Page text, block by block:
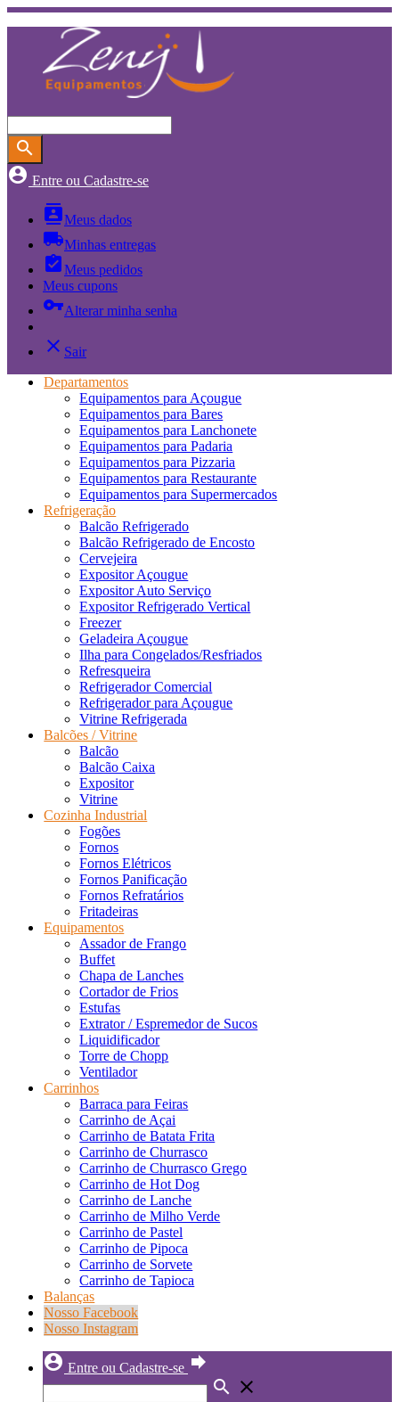
search
account_circle Entre ou Cadastre-se
contactsMeus dados
local_shippingMinhas entregas
assignment_turned_inMeus pedidos
Meus cupons
vpn_keyAlterar minha senha
close Sair
Departamentos
Equipamentos para Açougue
Equipamentos para Bares
Equipamentos para Lanchonete
Equipamentos para Padaria
Equipamentos para Pizzaria
Equipamentos para Restaurante
Equipamentos para Supermercados
Refrigeração
Balcão Refrigerado
Balcão Refrigerado de Encosto
Cervejeira
Expositor Açougue
Expositor Auto Serviço
Expositor Refrigerado Vertical
Freezer
Geladeira Açougue
Ilha para Congelados/Resfriados
Refresqueira
Refrigerador Comercial
Refrigerador para Açougue
Vitrine Refrigerada
Balcões / Vitrine
Balcão
Balcão Caixa
Expositor
Vitrine
Cozinha Industrial
Fogões
Fornos
Fornos Elétricos
Fornos Panificação
Fornos Refratários
Fritadeiras
Equipamentos
Assador de Frango
Buffet
Chapa de Lanches
Cortador de Frios
Estufas
Extrator / Espremedor de Sucos
Liquidificador
Torre de Chopp
Ventilador
Carrinhos
Barraca para Feiras
Carrinho de Açai
Carrinho de Batata Frita
Carrinho de Churrasco
Carrinho de Churrasco Grego
Carrinho de Hot Dog
Carrinho de Lanche
Carrinho de Milho Verde
Carrinho de Pastel
Carrinho de Pipoca
Carrinho de Sorvete
Carrinho de Tapioca
Balanças
Nosso Facebook
Nosso Instagram
account_circle Entre ou Cadastre-se forward
search close